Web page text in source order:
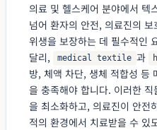
의료 및 헬스케어 분야에서 텍
넘어 환자의 안전, 의료진의
위생을 보장하는 데 필수적인
달리,
medical textile 과
방, 체액 차단, 생체 적합성 등
을 충족해야 합니다. 이러한
을 최소화하고, 의료진이 안전
적의 환경에서 치료받을 수 있